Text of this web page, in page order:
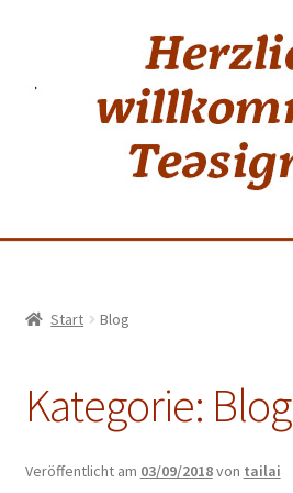
springen
springen
Neuer Tee
Weiss
Start Blog
Kategorie: Blog
Veröffentlicht am 03/09/2018von tailai